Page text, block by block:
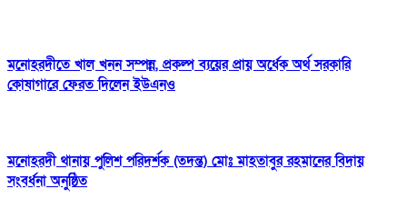
মনোহরদীতে খাল খনন সম্পন্ন, প্রকল্প ব্যয়ের প্রায় অর্ধেক অর্থ সরকারি
কোষাগারে ফেরত দিলেন ইউএনও
মনোহরদী থানায় পুলিশ পরিদর্শক (তদন্ত) মোঃ মাহতাবুর রহমানের বিদায়
সংবর্ধনা অনুষ্ঠিত